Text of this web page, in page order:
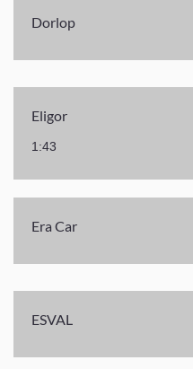
Dorlop
Eligor
1:43
Era Car
ESVAL